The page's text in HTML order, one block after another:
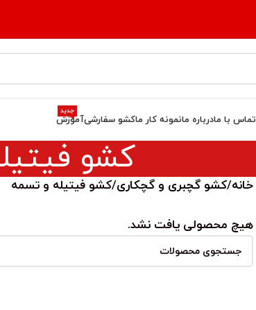
تماس با مادرباره مانمونه کار ماکشو سفارشیآموزش
جدید
کشو
خانه کشو گچبری و گچکاری کشو فیتیله و تسمه
هیچ محصولی یافت نشد.